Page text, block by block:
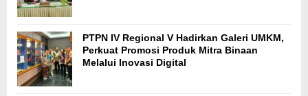
PTPN IV Regional V Hadirkan Galeri UMKM,
Perkuat Promosi Produk Mitra Binaan
Melalui Inovasi Digital